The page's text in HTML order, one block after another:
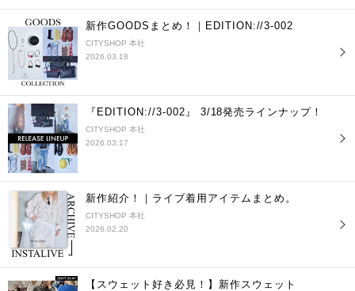
新作GOODSまとめ！｜EDITION://3-002
CITYSHOP 本社
2026.03.18
『EDITION://3-002』 3/18発売ラインナップ！
CITYSHOP 本社
2026.03.17
新作紹介！｜ライブ着用アイテムまとめ。
CITYSHOP 本社
2026.02.20
【スウェット好き必見！】新作スウェット